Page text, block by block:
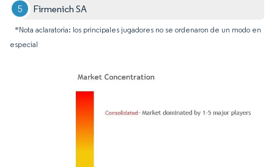
Firmenich SA
*Nota aclaratoria: los principales jugadores no se ordenaron de un modo en
especial